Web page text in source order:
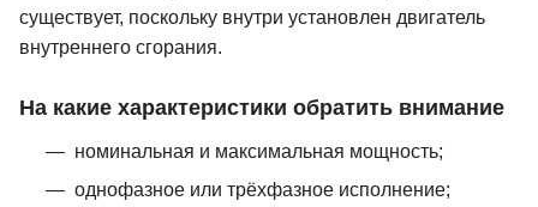
существует, поскольку внутри установлен двигатель
внутреннего сгорания.
На какие характеристики обратить внимание
номинальная и максимальная мощность;
однофазное или трёхфазное исполнение;